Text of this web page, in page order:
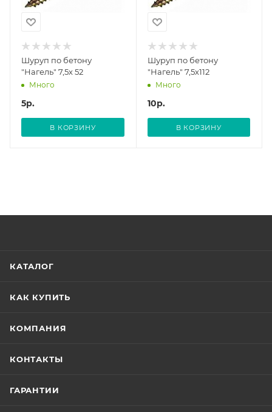
Шуруп по бетону
"Нагель" 7,5х 52
Много
5р.
В КОРЗИНУ
Шуруп по бетону
"Нагель" 7,5х112
Много
10р.
В КОРЗИНУ
КАТАЛОГ
КАК КУПИТЬ
КОМПАНИЯ
КОНТАКТЫ
ГАРАНТИИ